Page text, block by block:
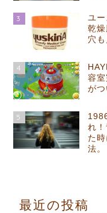
3
ユ
乾
穴
4
容
がつ
5
れ
た
法。
最近の投稿